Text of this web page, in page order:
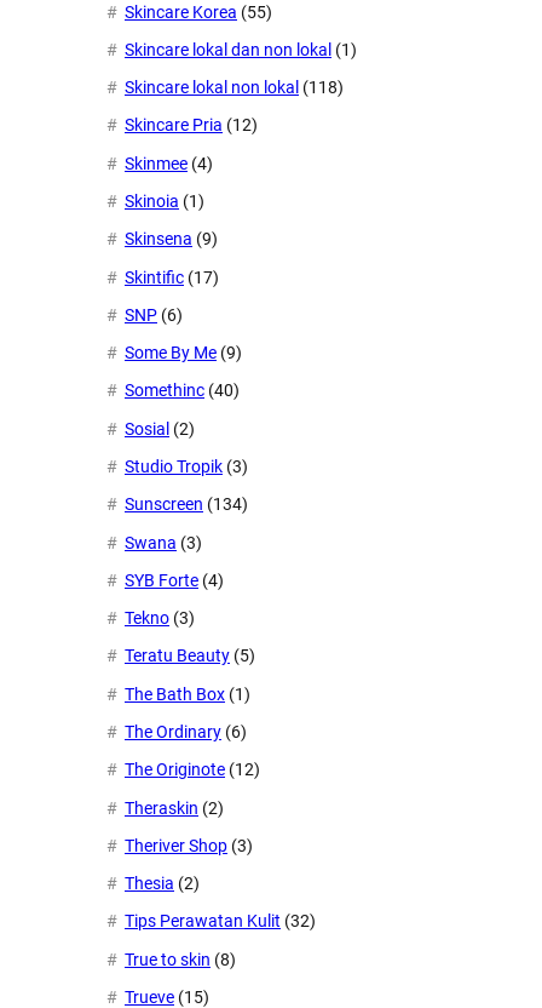
Skincare Korea (55)
Skincare lokal dan non lokal (1)
Skincare lokal non lokal (118)
Skincare Pria (12)
Skinmee (4)
Skinoia (1)
Skinsena (9)
Skintific (17)
SNP (6)
Some By Me (9)
Somethinc (40)
Sosial (2)
Studio Tropik (3)
Sunscreen (134)
Swana (3)
SYB Forte (4)
Tekno (3)
Teratu Beauty (5)
The Bath Box (1)
The Ordinary (6)
The Originote (12)
Theraskin (2)
Theriver Shop (3)
Thesia (2)
Tips Perawatan Kulit (32)
True to skin (8)
Trueve (15)